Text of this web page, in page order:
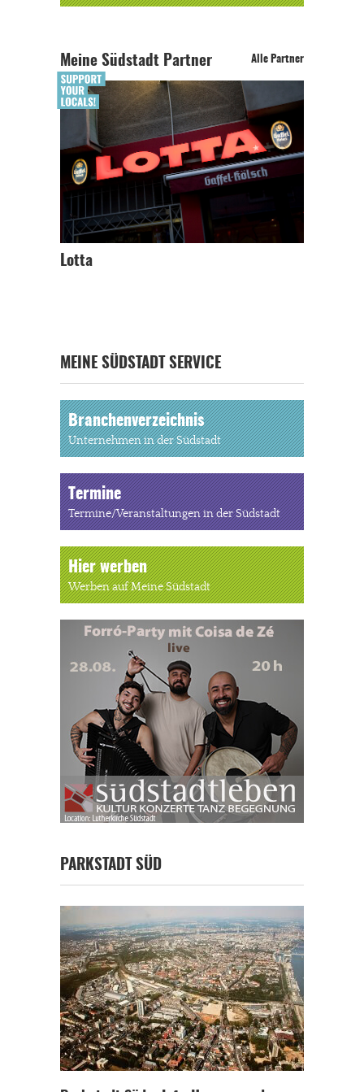
Meine Südstadt Partner Alle Partner
Lotta
MEINE SÜDSTADT SERVICE
Branchenverzeichnis
Unternehmen in der Südstadt
Termine
Termine/Veranstaltungen in der Südstadt
Hier werben
Werben auf Meine Südstadt
PARKSTADT SÜD